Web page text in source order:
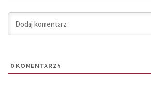
0 KOMENTARZY